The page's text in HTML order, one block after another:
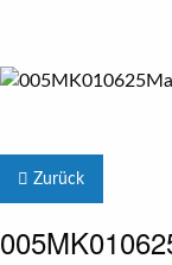
Zurück